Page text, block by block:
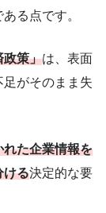
る点です。
政策」は、表面
がそのまま失
れた企業情報を
ける決定的な要